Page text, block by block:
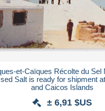
et-Caïques Récolte du Sel
Salt is ready for shipment
and Caicos Islands
± 6,91 $US